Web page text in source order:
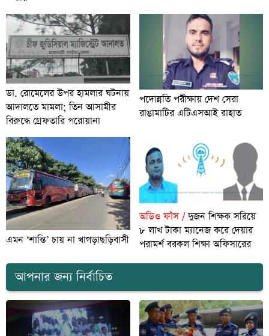
ডা. রোমেলের উপর হামলার ঘটনায়
আদালতে মামলা; তিন আসামীর
বিরুদ্ধে গ্রেফতারি পরোয়ানা
পদোন্নতি পরীক্ষায় দেশ সেরা
রাঙামাটির এটিএসআই রাহাত
এমন ‘শান্তি’ চায় না খাগড়াছড়িবাসী
অডিও ফাঁস /দুজন শিক্ষক সরিয়ে
৮ লাখ টাকা ম্যানেজ করে দেয়ার
পরামর্শ বরকল শিক্ষা অফিসারের
আপনার জন্য নির্বাচিত